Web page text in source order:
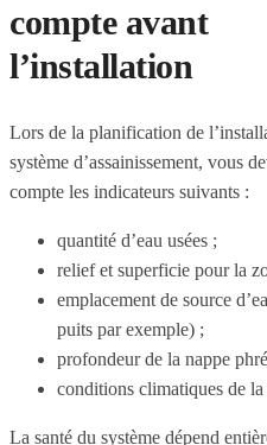
compte avant
l’installation
Lors de la planification de
système d’assainissement, vous
compte les indicateurs suivants :
quantité d’eau usées ;
relief et superficie pour la
emplacement de source
puits par exemple) ;
profondeur de la nappe
conditions climatiques de
La santé du système dépend